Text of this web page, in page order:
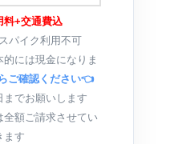
+交通費込
パイク利用不可
には現金になりま
ご確認ください👈
でお願いします
額ご請求させてい
ます